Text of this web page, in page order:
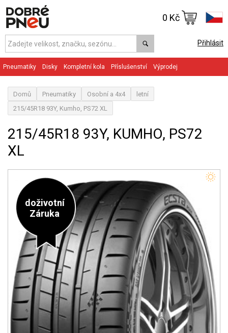
Přihlásit
0 Kč
Pneumatiky Disky Kompletní kola Příslušenství Výprodej
Domů Pneumatiky Osobní a 4x4
letní
215/45R18 93Y, Kumho, PS72 XL
215/45R18 93Y, KUMHO, PS72
XL
doživotní
Záruka